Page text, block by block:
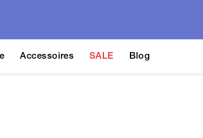
Accessoires SALE Blog